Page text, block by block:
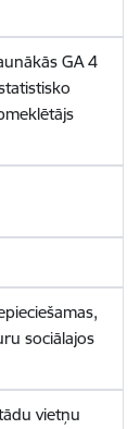
GA 4
sociālajos
vietņu